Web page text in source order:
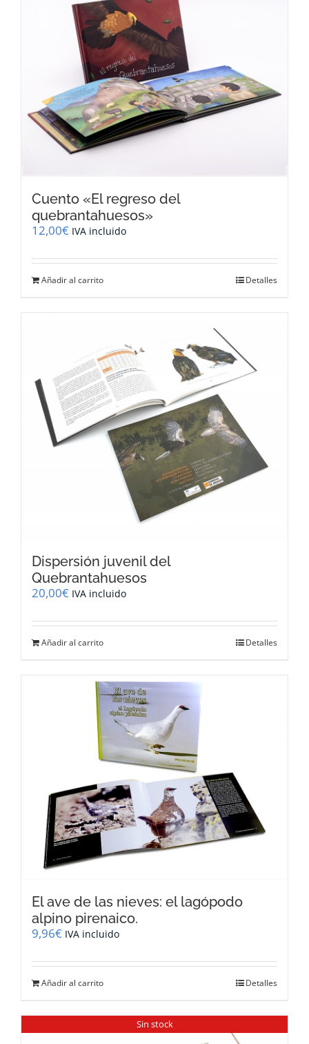
Cuento «El regreso del
quebrantahuesos»
12,00€ IVA incluido
Añadir al carrito Detalles
Dispersión juvenil del
Quebrantahuesos
20,00€ IVA incluido
Añadir al carrito Detalles
El ave de las nieves: el lagópodo
alpino pirenaico.
9,96€ IVA incluido
Añadir al carrito Detalles
Sin stock